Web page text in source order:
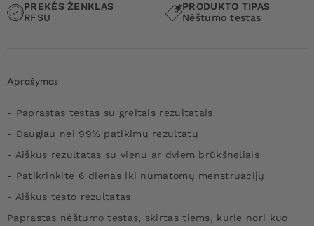
PREKĖS ŽENKLAS
RFSU
PRODUKTO TIPAS
Nėštumo testas
Aprašymas
- Paprastas testas su greitais rezultatais
- Daugiau nei 99% patikimų rezultatų
- Aiškus rezultatas su vienu ar dviem brūkšneliais
- Patikrinkite 6 dienas iki numatomų menstruacijų
- Aiškus testo rezultatas
Paprastas nėštumo testas, skirtas tiems, kurie nori kuo